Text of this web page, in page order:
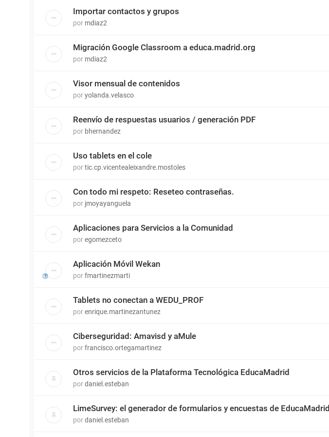
Importar contactos y grupos
por mdiaz2
Migración Google Classroom a educa.madrid.org
por mdiaz2
Visor mensual de contenidos
poryolanda.velasco
Reenvío de respuestas usuarios / generación PDF
por bhernandez
Uso tablets en el cole
portic.cp.vicentealeixandre.mostoles
Con todo mi respeto: Reseteo contraseñas.
por jmoyayanguela
Aplicaciones para Servicios a la Comunidad
poregomezceto
Aplicación Móvil Wekan
porfmartinezmarti
Tablets no conectan a WEDU_PROF
porenrique.martinezantunez
Ciberseguridad: Amavisd y aMule
porfrancisco.ortegamartinez
Otros servicios de la Plataforma Tecnológica EducaMadrid
pordaniel.esteban
LimeSurvey: el generador de formularios y encuestas de EducaMadrid
pordaniel.esteban